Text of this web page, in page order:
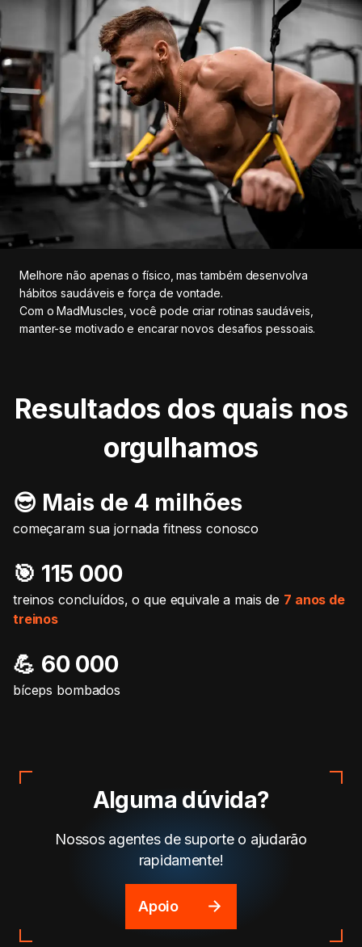
Melhore não apenas o físico, mas também desenvolva
hábitos saudáveis e força de vontade.
Com o MadMuscles, você pode criar rotinas saudáveis,
manter-se motivado e encarar novos desafios pessoais.
Resultados dos quais nos
orgulhamos
😎 Mais de 4 milhões
começaram sua jornada fitness conosco
🎯️ 115 000
treinos concluídos, o que equivale a mais de 7 anos de
treinos
💪 60 000
bíceps bombados
Alguma dúvida?
Nossos agentes de suporte o ajudarão
rapidamente!
Apoio